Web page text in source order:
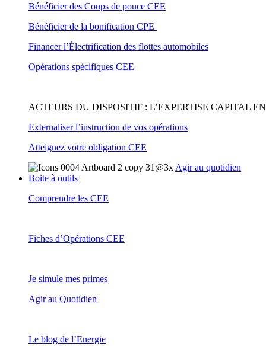
Bénéficier des Coups de pouce CEE
Bénéficier de la bonification CPE
Financer l’Électrification des flottes automobiles
Opérations spécifiques CEE
ACTEURS DU DISPOSITIF : L’EXPERTISE CAPITAL
Externaliser l’instruction de vos opérations
Atteignez votre obligation CEE
Agir au quotidien
Boite à outils
Comprendre les CEE
Fiches d’Opérations CEE
Je simule mes primes
Agir au Quotidien
Le blog de l’Energie